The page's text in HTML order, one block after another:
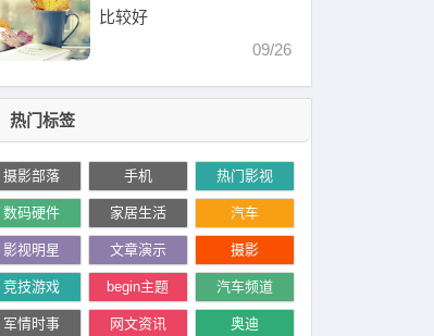
比较好
09/26
热门标签
摄影部落 手机 热门影视
数码硬件 家居生活 汽车
影视明星 文章演示 摄影
竞技游戏 begin主题 汽车频道
军情时事 网文资讯 奥迪